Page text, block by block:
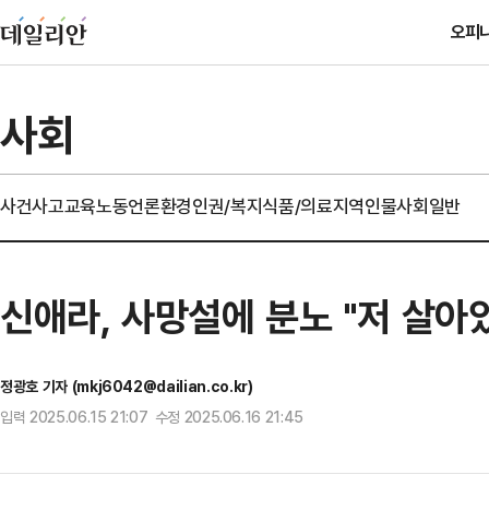
오피
사회
사건사고교육노동언론환경인권/복지식품/의료지역인물사회일반
신애라, 사망설에 분노 "저 살아
정광호 기자 (mkj6042@dailian.co.kr)
입력 2025.06.15 21:07 수정 2025.06.16 21:45